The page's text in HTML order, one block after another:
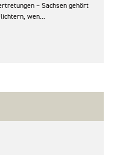
– Sachsen gehört
wen...